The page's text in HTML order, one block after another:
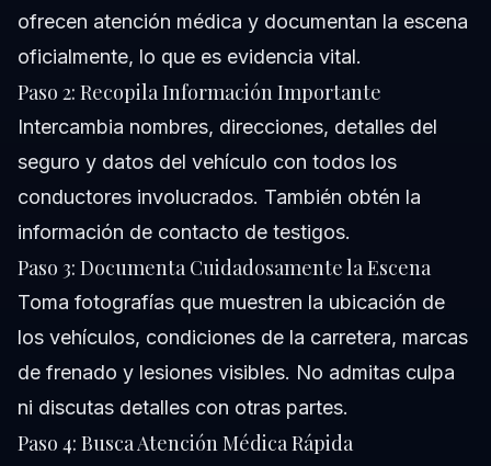
ofrecen atención médica y documentan la escena
oficialmente, lo que es evidencia vital.
Paso 2: Recopila Información Importante
Intercambia nombres, direcciones, detalles del
seguro y datos del vehículo con todos los
conductores involucrados. También obtén la
información de contacto de testigos.
Paso 3: Documenta Cuidadosamente la Escena
Toma fotografías que muestren la ubicación de
los vehículos, condiciones de la carretera, marcas
de frenado y lesiones visibles. No admitas culpa
ni discutas detalles con otras partes.
Paso 4: Busca Atención Médica Rápida